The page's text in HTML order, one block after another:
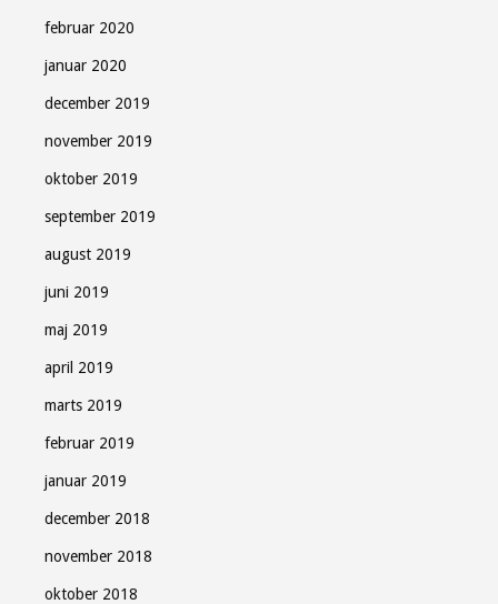
februar 2020
januar 2020
december 2019
november 2019
oktober 2019
september 2019
august 2019
juni 2019
maj 2019
april 2019
marts 2019
februar 2019
januar 2019
december 2018
november 2018
oktober 2018